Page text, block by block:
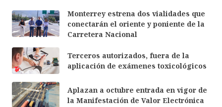
Monterrey estrena dos vialidades que
conectarán el oriente y poniente de la
Carretera Nacional
Terceros autorizados, fuera de la
aplicación de exámenes toxicológicos
Aplazan a octubre entrada en vigor de
la Manifestación de Valor Electrónica